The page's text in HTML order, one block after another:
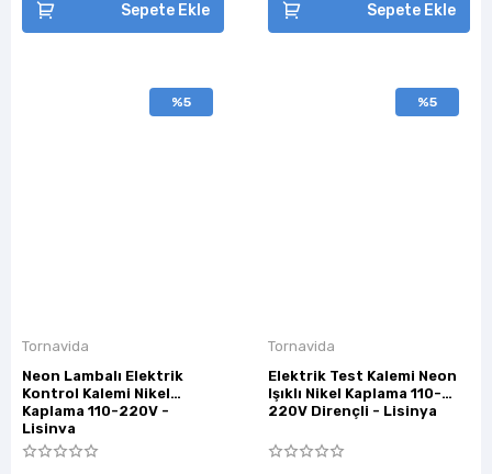
Sepete Ekle Sepete Ekle
%5
Tornavida
Neon Lambalı Elektrik
Kontrol Kalemi Nikel
Kaplama 110-220V -
Lisinya
%5
Tornavida
Elektrik Test Kalemi Neon
Işıklı Nikel Kaplama 110-
220V Dirençli - Lisinya